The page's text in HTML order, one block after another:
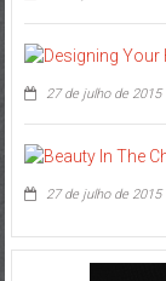
27 de julho de 2015
27 de julho de 2015